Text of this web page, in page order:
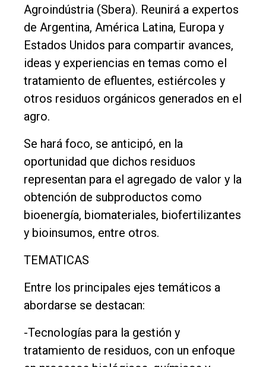
Agroindústria (Sbera). Reunirá a expertos
de Argentina, América Latina, Europa y
Estados Unidos para compartir avances,
ideas y experiencias en temas como el
tratamiento de efluentes, estiércoles y
otros residuos orgánicos generados en el
agro.
Se hará foco, se anticipó, en la
oportunidad que dichos residuos
representan para el agregado de valor y la
obtención de subproductos como
bioenergía, biomateriales, biofertilizantes
y bioinsumos, entre otros.
TEMATICAS
Entre los principales ejes temáticos a
abordarse se destacan:
-Tecnologías para la gestión y
tratamiento de residuos, con un enfoque